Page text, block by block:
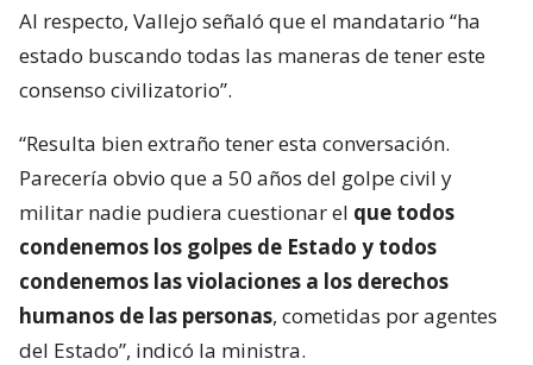
Al respecto, Vallejo señaló que el mandatario “ha
estado buscando todas las maneras de tener este
consenso civilizatorio”.
“Resulta bien extraño tener esta conversación.
Parecería obvio que a 50 años del golpe civil y
militar nadie pudiera cuestionar el que todos
condenemos los golpes de Estado y todos
condenemos las violaciones a los derechos
humanos de las personas, cometidas por agentes
del Estado”, indicó la ministra.